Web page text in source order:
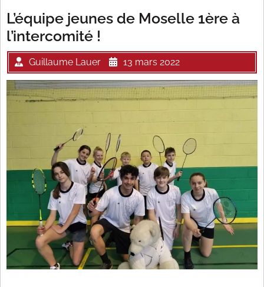
L’équipe jeunes de Moselle 1ère à
l’intercomité !
Guillaume Lauer 13 mars 2022